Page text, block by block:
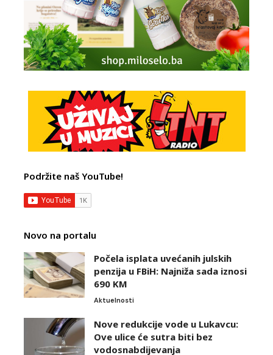
Podržite naš YouTube!
Novo na portalu
Počela isplata uvećanih julskih
penzija u FBiH: Najniža sada iznosi
690 KM
Aktuelnosti
Nove redukcije vode u Lukavcu:
Ove ulice će sutra biti bez
vodosnabdijevanja